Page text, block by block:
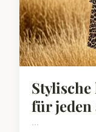
für jeden
...